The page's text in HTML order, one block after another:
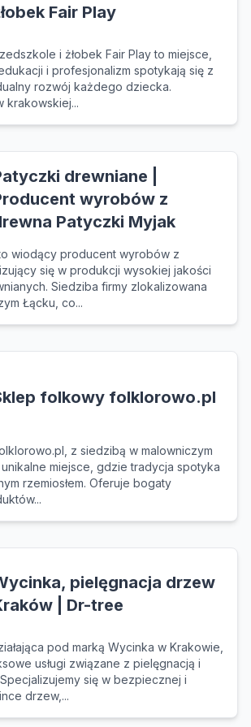
Fair Play
i żłobek Fair Play to miejsce,
i profesjonalizm spotykają się z
rozwój każdego dziecka.
krakowskiej...
drewniane |
wyrobów z
Patyczki Myjak
wiodący producent wyrobów z
się w produkcji wysokiej jakości
Siedziba firmy zlokalizowana
Łącku, co...
folkowy folklorowo.pl
z siedzibą w malowniczym
miejsce, gdzie tradycja spotyka
rzemiosłem. Oferuje bogaty
pielęgnacja drzew
| Dr-tree
pod marką Wycinka w Krakowie,
usługi związane z pielęgnacją i
się w bezpiecznej i
drzew,...